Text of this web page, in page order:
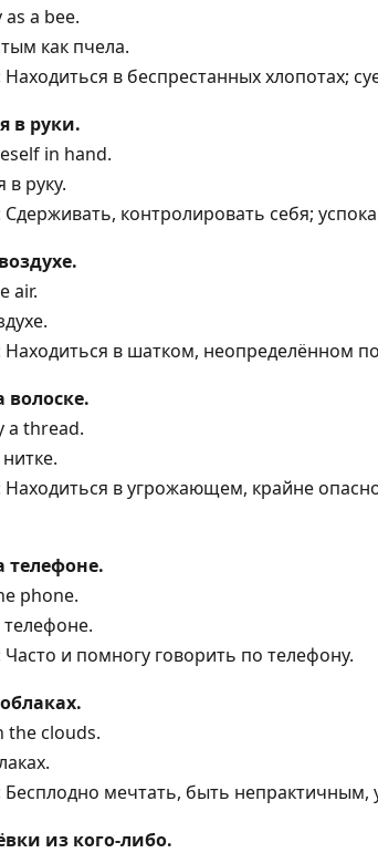
a bee.
как пчела.
в беспрестанных хлопотах;
в руки.
in hand.
в руку.
контролировать себя;
air.
Находиться в шатком, неопределённом
волоске.
a thread.
Находиться в угрожающем, крайне
телефоне.
phone.
и помногу говорить по телефону.
the clouds.
мечтать, быть непрактичным,
из кого-либо.